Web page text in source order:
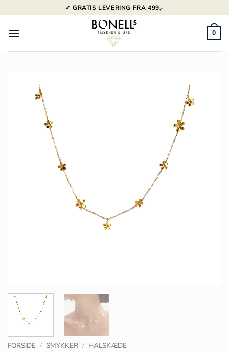
til
indhold
✓ GRATIS LEVERING FRA 499,-
0
FORSIDE / SMYKKER / HALSKÆDE